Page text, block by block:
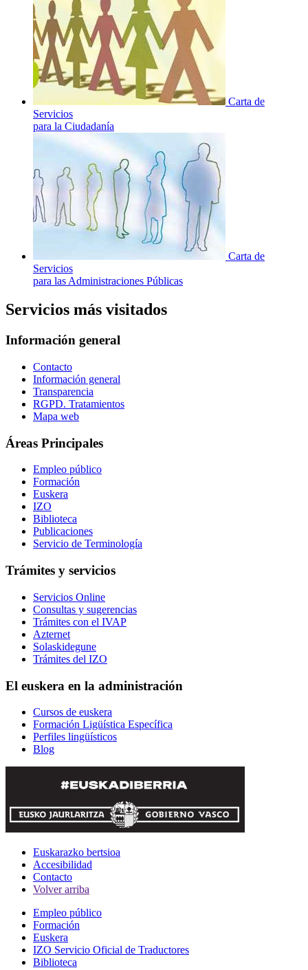
Carta de
Servicios
para la Ciudadanía
Carta de
Servicios
para las Administraciones Públicas
Servicios más visitados
Información general
Contacto
Información general
Transparencia
RGPD. Tratamientos
Mapa web
Áreas Principales
Empleo público
Formación
Euskera
IZO
Biblioteca
Publicaciones
Servicio de Terminología
Trámites y servicios
Servicios Online
Consultas y sugerencias
Trámites con el IVAP
Azternet
Solaskidegune
Trámites del IZO
El euskera en la administración
Cursos de euskera
Formación Ligüística Específica
Perfiles lingüísticos
Blog
Euskarazko bertsioa
Accesibilidad
Contacto
Volver arriba
Empleo público
Formación
Euskera
IZO Servicio Oficial de Traductores
Biblioteca